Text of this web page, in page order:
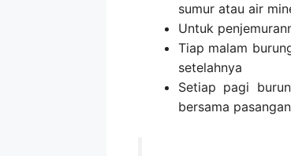
sumur atau air
Untuk
Tiap malam
setelahnya
Setiap pagi
bersama